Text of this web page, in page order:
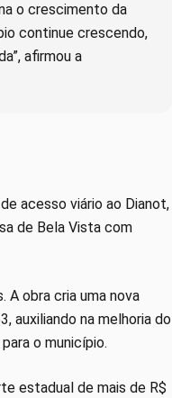
o crescimento da
continue crescendo,
afirmou a
acesso viário ao Dianot,
de Bela Vista com
obra cria uma nova
auxiliando na melhoria do
o município.
estadual de mais de R$